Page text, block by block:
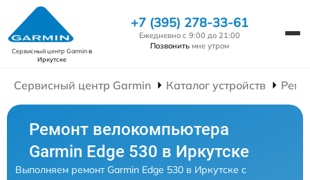
Сервисный центр Garminв
Иркутске
+7 (395) 278-33-61
Ежедневно с 9:00 до 21:00
Позвонить мне утром
Сервисный центр Garmin Каталог устройств
Ремонт велокомпьютера
Garmin Edge 530 в Иркутске
Выполняем ремонт Garmin Edge 530 в Иркутске с